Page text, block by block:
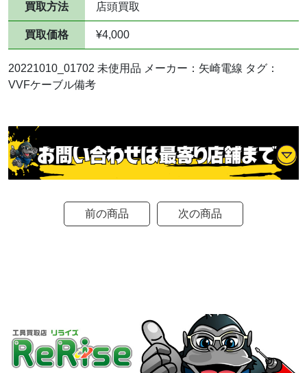
買取方法 店頭買取
買取価格 ¥4,000
20221010_01702 未使用品 メーカー：矢崎電線 タグ：
VVFケーブル備考
前の商品 次の商品